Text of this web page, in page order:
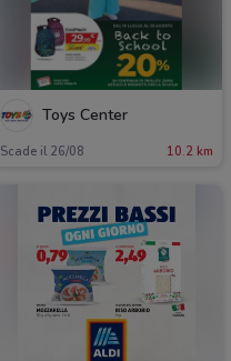
Toys Center
Scade il 26/08 10.2 km